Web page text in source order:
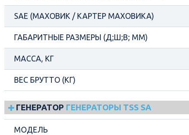
SAE (МАХОВИК / КАРТЕР МАХОВИКА)
ГАБАРИТНЫЕ РАЗМЕРЫ (Д;Ш;В; ММ)
МАССА, КГ
ВЕС БРУТТО (КГ)
ГЕНЕРАТОР ГЕНЕРАТОРЫ TSS SA
МОДЕЛЬ